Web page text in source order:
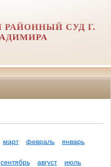
СУД Г.
март февраль
январь
сентябрь август
июль